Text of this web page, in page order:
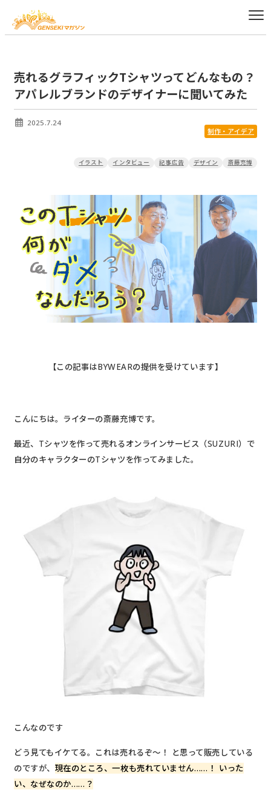
売れるグラフィックTシャツってどんなもの？
アパレルブランドのデザイナーに聞いてみた
2025.7.24
制作・アイデア
イラスト インタビュー 記事広告 デザイン 斎藤充博
【この記事はBYWEARの提供を受けています】
こんにちは。ライターの斎藤充博です。
最近、Tシャツを作って売れるオンラインサービス（SUZURI）で
自分のキャラクターのTシャツを作ってみました。
こんなのです
どう見てもイケてる。これは売れるぞ～！ と思って販売している
のですが、 現在のところ、一枚も売れていません……！ いった
い、なぜなのか……？